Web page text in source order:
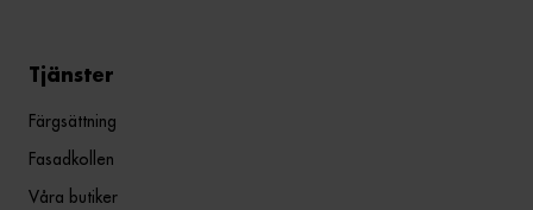
Tjänster
Färgsättning
Fasadkollen
Våra butiker